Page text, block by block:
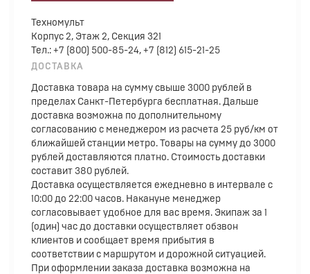
Техномульт
Корпус 2, Этаж 2, Секция 321
Тел.: +7 (800) 500-85-24, +7 (812) 615-21-25
ДОСТАВКА
Доставка товара на сумму свыше 3000 рублей в
пределах Санкт-Петербурга бесплатная. Дальше
доставка возможна по дополнительному
согласованию с менеджером из расчета 25 руб/км от
ближайшей станции метро. Товары на сумму до 3000
рублей доставляются платно. Стоимость доставки
составит 380 рублей.
Доставка осуществляется ежедневно в интервале с
10:00 до 22:00 часов. Накануне менеджер
согласовывает удобное для вас время. Экипаж за 1
(один) час до доставки осуществляет обзвон
клиентов и сообщает время прибытия в
соответствии с маршрутом и дорожной ситуацией.
При оформлении заказа доставка возможна на